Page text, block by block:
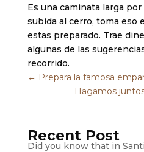
Es una caminata larga
subida al cerro, toma eso
estas preparado. Trae
algunas de las
recorrido.
← Prepara la famosa
Hagamos
Recent Post
Did you know that in